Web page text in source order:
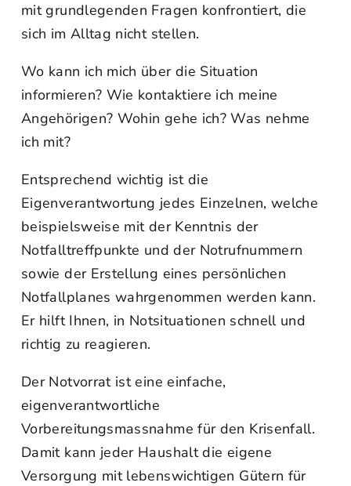
mit grundlegenden Fragen konfrontiert, die
sich im Alltag nicht stellen.
Wo kann ich mich über die Situation
informieren? Wie kontaktiere ich meine
Angehörigen? Wohin gehe ich? Was nehme
ich mit?
Entsprechend wichtig ist die
Eigenverantwortung jedes Einzelnen, welche
beispielsweise mit der Kenntnis der
Notfalltreffpunkte und der Notrufnummern
sowie der Erstellung eines persönlichen
Notfallplanes wahrgenommen werden kann.
Er hilft Ihnen, in Notsituationen schnell und
richtig zu reagieren.
Der Notvorrat ist eine einfache,
eigenverantwortliche
Vorbereitungsmassnahme für den Krisenfall.
Damit kann jeder Haushalt die eigene
Versorgung mit lebenswichtigen Gütern für